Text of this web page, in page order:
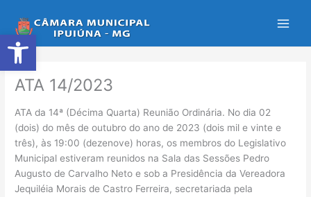
Abrir a barra de ferramentas
para
o
conteúdo
ATA 14/2023
ATA da 14ª (Décima Quarta) Reunião Ordinária. No dia 02
(dois) do mês de outubro do ano de 2023 (dois mil e vinte e
três), às 19:00 (dezenove) horas, os membros do Legislativo
Municipal estiveram reunidos na Sala das Sessões Pedro
Augusto de Carvalho Neto e sob a Presidência da Vereadora
Jequiléia Morais de Castro Ferreira, secretariada pela